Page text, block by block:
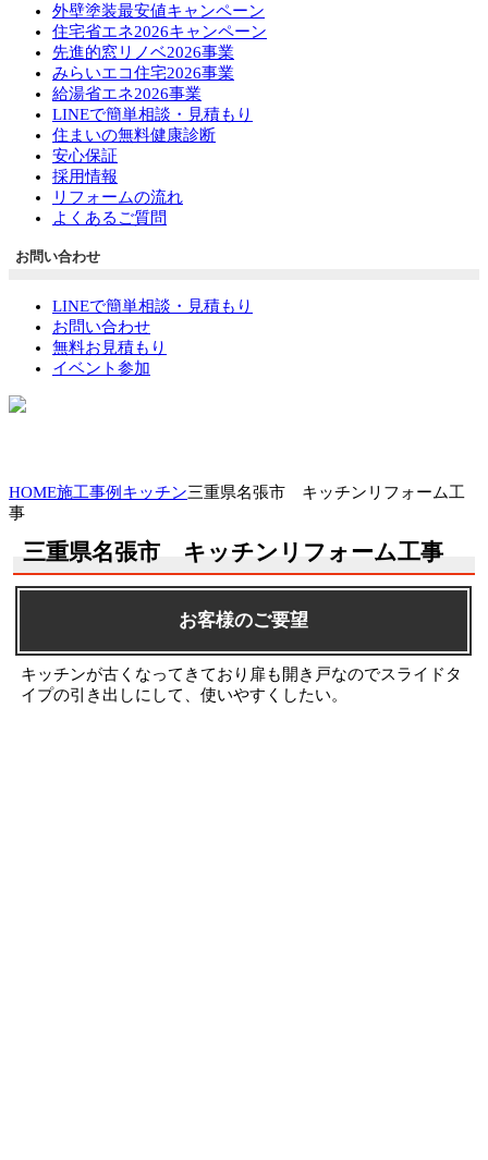
外壁塗装最安値キャンペーン
住宅省エネ2026キャンペーン
先進的窓リノベ2026事業
みらいエコ住宅2026事業
給湯省エネ2026事業
LINEで簡単相談・見積もり
住まいの無料健康診断
安心保証
採用情報
リフォームの流れ
よくあるご質問
お問い合わせ
LINEで簡単相談・見積もり
お問い合わせ
無料お見積もり
イベント参加
HOME施工事例 キッチン三重県名張市 キッチンリフォーム工
事
三重県名張市 キッチンリフォーム工事
お客様のご要望
キッチンが古くなってきており扉も開き戸なのでスライドタ
イプの引き出しにして、使いやすくしたい。